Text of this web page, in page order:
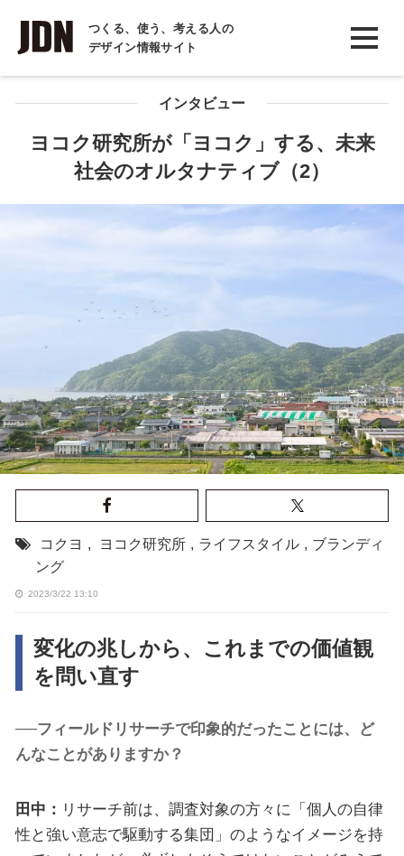
つくる、使う、考える人の
デザイン情報サイト
INTERVIEW
インタビュー
REPORT
COLUMN
インタビュー
ヨコク研究所が「ヨコク」する、未来
社会のオルタナティブ（2）
コクヨ , ヨコク研究所 , ライフスタイル , ブランディ
ング
2023/3/22 13:10
変化の兆しから、これまでの価値観
を問い直す
──フィールドリサーチで印象的だったことには、ど
んなことがありますか？
田中： リサーチ前は、調査対象の方々に「個人の自律
性と強い意志で駆動する集団」のようなイメージを持